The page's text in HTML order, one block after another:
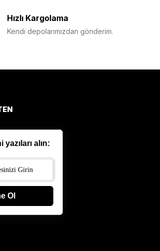
Hızlı Kargolama
Kendi depolarımızdan gönderim.
alın:
Ol